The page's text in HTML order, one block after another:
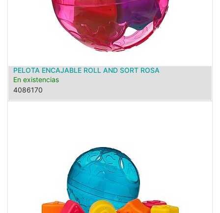
PELOTA ENCAJABLE ROLL AND SORT ROSA
En existencias
4086170